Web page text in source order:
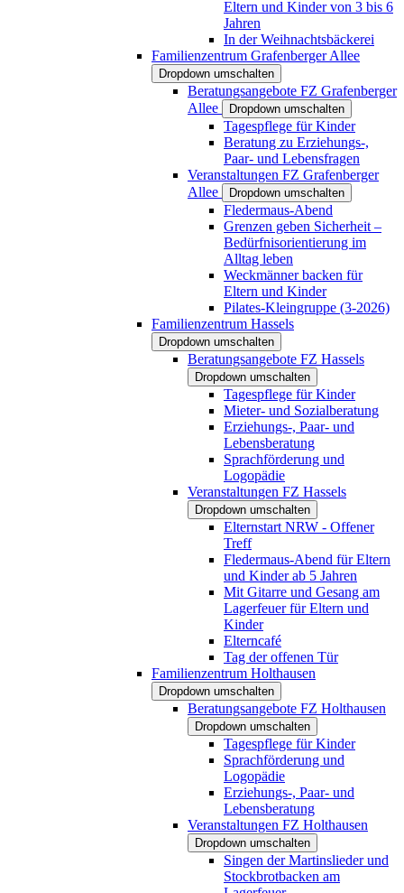
Eltern und Kinder von 3 bis 6
Jahren
In der Weihnachtsbäckerei
Familienzentrum Grafenberger Allee
Dropdown umschalten
Beratungsangebote FZ Grafenberger
Allee
Dropdown umschalten
Tagespflege für Kinder
Beratung zu Erziehungs-,
Paar- und Lebensfragen
Veranstaltungen FZ Grafenberger
Allee
Dropdown umschalten
Fledermaus-Abend
Grenzen geben Sicherheit –
Bedürfnisorientierung im
Alltag leben
Weckmänner backen für
Eltern und Kinder
Pilates-Kleingruppe (3-2026)
Familienzentrum Hassels
Dropdown umschalten
Beratungsangebote FZ Hassels
Dropdown umschalten
Tagespflege für Kinder
Mieter- und Sozialberatung
Erziehungs-, Paar- und
Lebensberatung
Sprachförderung und
Logopädie
Veranstaltungen FZ Hassels
Dropdown umschalten
Elternstart NRW - Offener
Treff
Fledermaus-Abend für Eltern
und Kinder ab 5 Jahren
Mit Gitarre und Gesang am
Lagerfeuer für Eltern und
Kinder
Elterncafé
Tag der offenen Tür
Familienzentrum Holthausen
Dropdown umschalten
Beratungsangebote FZ Holthausen
Dropdown umschalten
Tagespflege für Kinder
Sprachförderung und
Logopädie
Erziehungs-, Paar- und
Lebensberatung
Veranstaltungen FZ Holthausen
Dropdown umschalten
Singen der Martinslieder und
Stockbrotbacken am